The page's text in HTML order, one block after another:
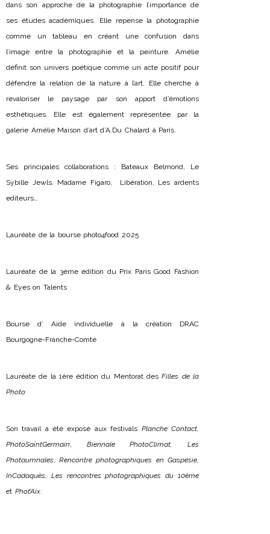
dans son approche de la photographie l’importance de
ses études académiques. Elle repense la photographie
comme un tableau en créant une confusion dans
l’image entre la photographie et la peinture. Amélie
définit son univers poétique comme un acte positif pour
défendre la relation de la nature à l’art. Elle cherche à
revaloriser le paysage par son apport d’émotions
esthétiques. Elle est également représentée par la
galerie Amélie Maison d’art d’A.Du Chalard à Paris.
Ses principales collaborations : Bateaux Belmond, Le
Sybille Jewls, Madame Figaro, Libération, Les ardents
editeurs…
Lauréate de la bourse photo4food 2025
Lauréate de la 3ème édition du Prix Paris Good Fashion
& Eyes on Talents
Bourse d’ Aide individuelle à la création DRAC
Bourgogne-Franche-Comté
Lauréate de la 1ère édition du Mentorat desFilles de la
Photo
Son travail a été exposé aux festivals Planche Contact,
PhotoSaintGermain, Biennale PhotoClimat,
Les
Photaumnales,Rencontre photographiques en Gaspésie,
InCadaquès, Les rencontres photographiques du 10ème
et Phot’Aix.